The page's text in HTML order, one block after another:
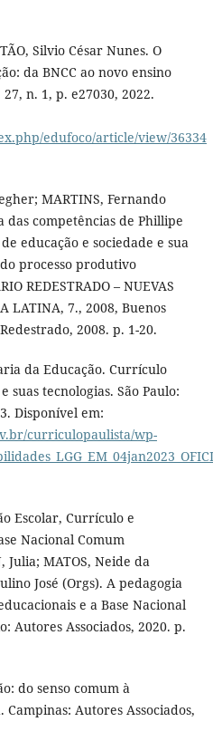
Silvio César Nunes. O
da BNCC ao novo ensino
n. 1, p. e27030, 2022.
edufoco/article/view/36334
MARTINS, Fernando
das competências de Phillipe
educação e sociedade e sua
processo produtivo
REDESTRADO – NUEVAS
LATINA, 7., 2008, Buenos
2008. p. 1-20.
da Educação. Currículo
suas tecnologias. São Paulo:
Disponível em:
curriculopaulista/wp-
Escolar, Currículo e
Nacional Comum
MATOS, Neide da
José (Orgs). A pedagogia
e a Base Nacional
Autores Associados, 2020. p.
do senso comum à
Autores Associados,